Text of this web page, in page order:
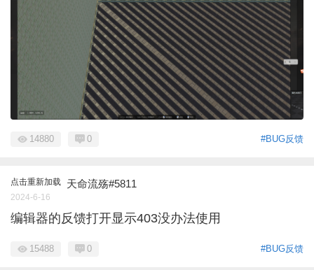
#BUG反馈
14880 0
点击重新加载 天命流殇#5811
2024-6-16
编辑器的反馈打开显示403没办法使用
#BUG反馈
15488 0